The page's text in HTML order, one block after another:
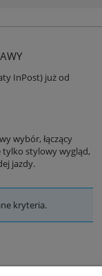
InPost) już od
wybór, łączący
tylko stylowy wygląd,
jazdy.
kryteria.